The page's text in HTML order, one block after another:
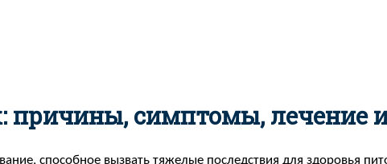
причины, симптомы, лечение
способное вызвать тяжелые последствия для здоровья